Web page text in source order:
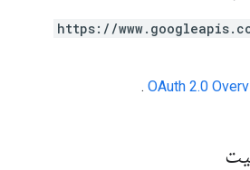
https://
OAuth 2.0
.